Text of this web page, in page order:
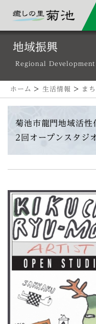
地域振興
Regional Development
ホーム >生活情報 > ま
菊池市龍門地域活
2回オープンスタジ